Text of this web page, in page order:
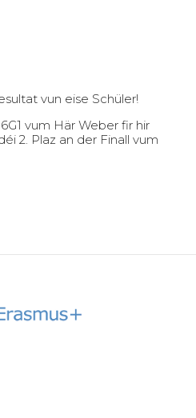
vun eise Schüler!
vum Här Weber fir hir
2. Plaz an der Finall vum